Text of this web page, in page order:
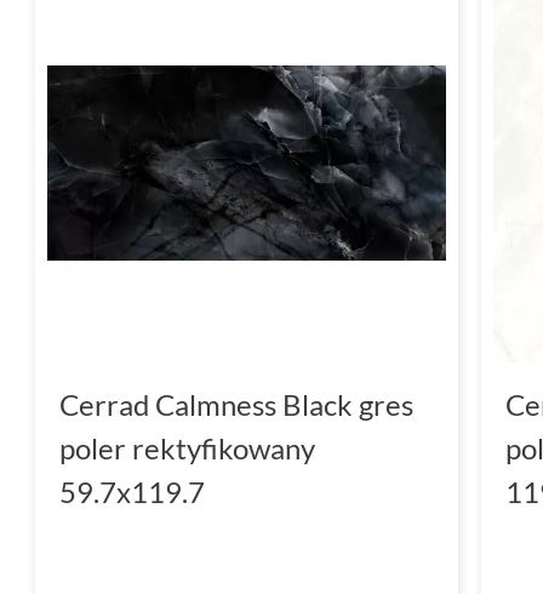
Cerrad Calmness Black gres
poler rektyfikowany
59.7x119.7